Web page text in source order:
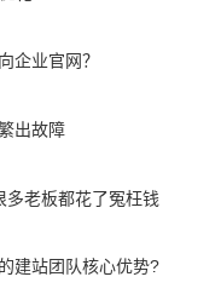
企业官网？
出故障
多老板都花了冤枉钱
建站团队核心优势?